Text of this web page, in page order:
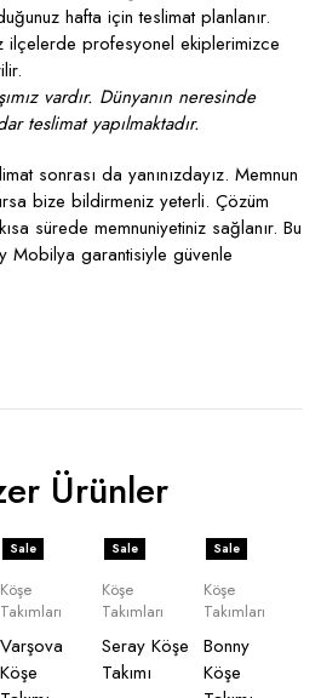
hafta için teslimat planlanır.
ilçelerde profesyonel ekiplerimizce
vardır. Dünyanın neresinde
teslimat yapılmaktadır.
sonrası da yanınızdayız. Memnun
bize bildirmeniz yeterli. Çözüm
sürede memnuniyetiniz sağlanır. Bu
Mobilya garantisiyle güvenle
Ürünler
Sale
Köşe
Takımları
Varşova
Köşe
Sale
Köşe
Takımları
Seray Köşe
Takımı
Sale
Köşe
Takımları
Bonny
Köşe